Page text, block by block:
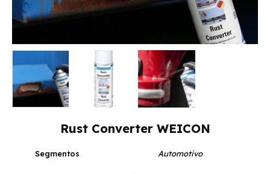
Rust Converter WEICON
Segmentos Automotivo